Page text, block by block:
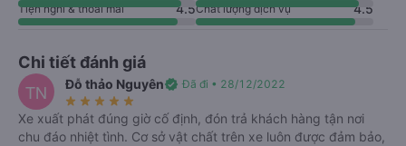
Tiện nghi & thoải mái 4.5Chất lượng dịch vụ 4.5
Chi tiết đánh giá
TN Đỗ thảo Nguyênverified Đã đi • 28/12/2022
star_rate star_rate star_rate star_rate star_rate
Xe xuất phát đúng giờ cố định, đón trả khách hàng tận nơi
chu đáo nhiệt tình. Cơ sở vật chất trên xe luôn được đảm bảo,